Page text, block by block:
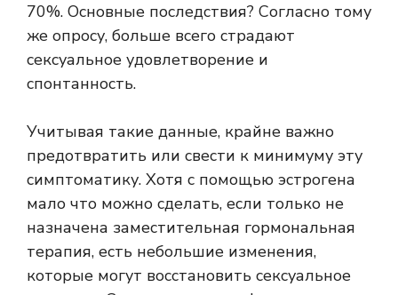
70%. Основные последствия? Согласно тому
же опросу, больше всего страдают
сексуальное удовлетворение и
спонтанность.
Учитывая такие данные, крайне важно
предотвратить или свести к минимуму эту
симптоматику. Хотя с помощью эстрогена
мало что можно сделать, если только не
назначена заместительная гормональная
терапия, есть небольшие изменения,
которые могут восстановить сексуальное